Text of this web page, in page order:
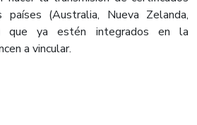
países (Australia, Nueva Zelanda,
que ya estén integrados en la
a vincular.